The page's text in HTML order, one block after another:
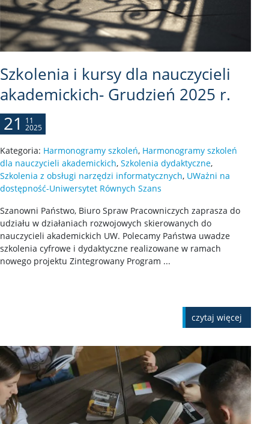
Szkolenia i kursy dla nauczycieli
akademickich- Grudzień 2025 r.
21 11
2025
Kategoria: Harmonogramy szkoleń, Harmonogramy szkoleń
dla nauczycieli akademickich, Szkolenia dydaktyczne,
Szkolenia z obsługi narzędzi informatycznych, UWażni na
dostępność-Uniwersytet Równych Szans
Szanowni Państwo, Biuro Spraw Pracowniczych zaprasza do
udziału w działaniach rozwojowych skierowanych do
nauczycieli akademickich UW. Polecamy Państwa uwadze
szkolenia cyfrowe i dydaktyczne realizowane w ramach
nowego projektu Zintegrowany Program ...
czytaj więcej